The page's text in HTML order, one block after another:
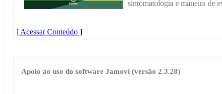
sintomatologia e maneira de
[ Acessar Conteúdo ]
Apoio ao uso do software Jamovi (versão 2.3.28)